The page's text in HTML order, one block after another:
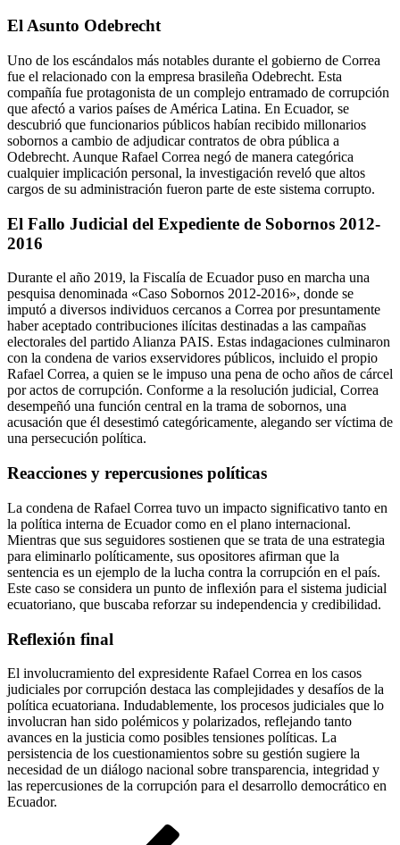
El Asunto Odebrecht
Uno de los escándalos más notables durante el gobierno de Correa
fue el relacionado con la empresa brasileña Odebrecht. Esta
compañía fue protagonista de un complejo entramado de corrupción
que afectó a varios países de América Latina. En Ecuador, se
descubrió que funcionarios públicos habían recibido millonarios
sobornos a cambio de adjudicar contratos de obra pública a
Odebrecht. Aunque Rafael Correa negó de manera categórica
cualquier implicación personal, la investigación reveló que altos
cargos de su administración fueron parte de este sistema corrupto.
El Fallo Judicial del Expediente de Sobornos 2012-
2016
Durante el año 2019, la Fiscalía de Ecuador puso en marcha una
pesquisa denominada «Caso Sobornos 2012-2016», donde se
imputó a diversos individuos cercanos a Correa por presuntamente
haber aceptado contribuciones ilícitas destinadas a las campañas
electorales del partido Alianza PAIS. Estas indagaciones culminaron
con la condena de varios exservidores públicos, incluido el propio
Rafael Correa, a quien se le impuso una pena de ocho años de cárcel
por actos de corrupción. Conforme a la resolución judicial, Correa
desempeñó una función central en la trama de sobornos, una
acusación que él desestimó categóricamente, alegando ser víctima de
una persecución política.
Reacciones y repercusiones políticas
La condena de Rafael Correa tuvo un impacto significativo tanto en
la política interna de Ecuador como en el plano internacional.
Mientras que sus seguidores sostienen que se trata de una estrategia
para eliminarlo políticamente, sus opositores afirman que la
sentencia es un ejemplo de la lucha contra la corrupción en el país.
Este caso se considera un punto de inflexión para el sistema judicial
ecuatoriano, que buscaba reforzar su independencia y credibilidad.
Reflexión final
El involucramiento del expresidente Rafael Correa en los casos
judiciales por corrupción destaca las complejidades y desafíos de la
política ecuatoriana. Indudablemente, los procesos judiciales que lo
involucran han sido polémicos y polarizados, reflejando tanto
avances en la justicia como posibles tensiones políticas. La
persistencia de los cuestionamientos sobre su gestión sugiere la
necesidad de un diálogo nacional sobre transparencia, integridad y
las repercusiones de la corrupción para el desarrollo democrático en
Ecuador.